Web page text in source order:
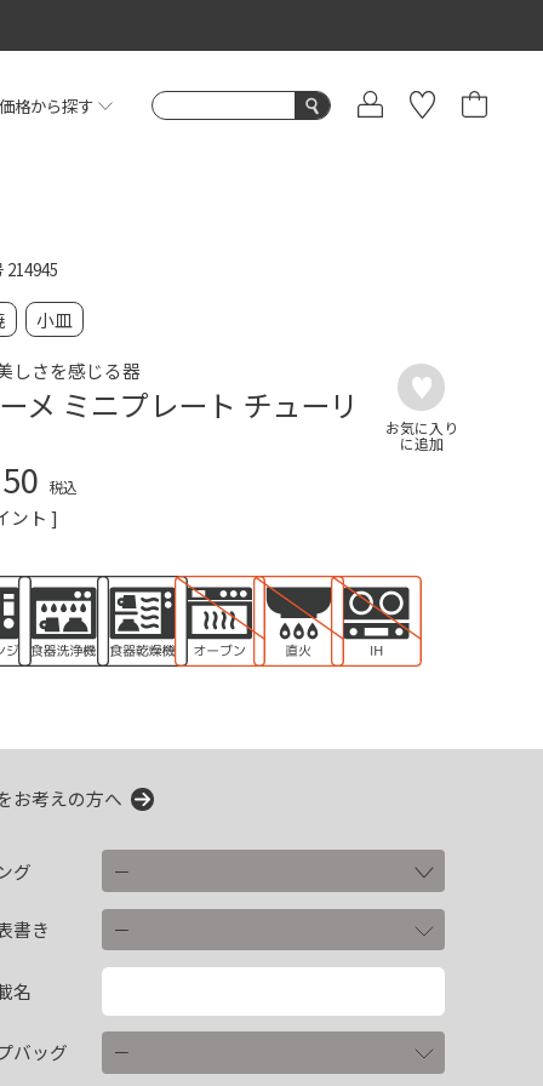
価格から探す
214945
小皿
しさを感じる器
メ ミニプレート チューリ
税込
ント ]
お考えの方へ
グ
書き
名
バッグ